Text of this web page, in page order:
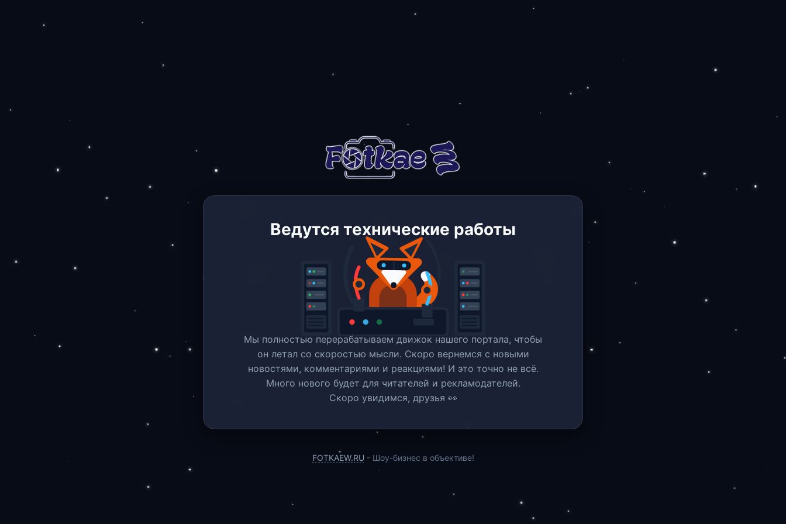
Ведутся технические работы
Мы полностью перерабатываем движок нашего портала, чтобы
он летал со скоростью мысли. Скоро вернемся c новыми
новостями, комментариями и реакциями! И это точно не всё.
Много нового будет для читателей и рекламодателей.
Скоро увидимся, друзья 👀
FOTKAEW.RU - Шоу-бизнес в объективе!